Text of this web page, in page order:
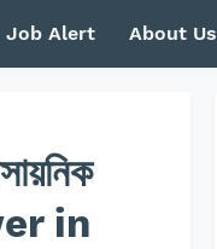
Job Alert About Us
in